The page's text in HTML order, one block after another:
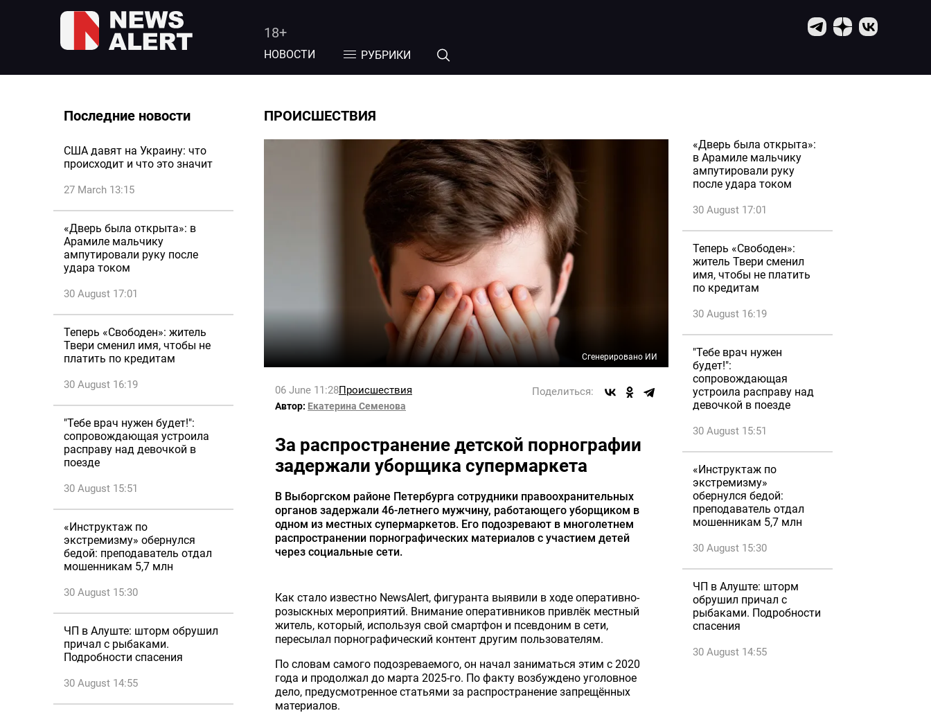
18+
НОВОСТИ РУБРИКИ
Последние новости
США давят на Украину: что
происходит и что это значит
27 March 13:15
«Дверь была открыта»: в
Арамиле мальчику
ампутировали руку после
удара током
30 August 17:01
Теперь «Свободен»: житель
Твери сменил имя, чтобы не
платить по кредитам
30 August 16:19
"Тебе врач нужен будет!":
сопровождающая устроила
расправу над девочкой в
поезде
30 August 15:51
«Инструктаж по
экстремизму» обернулся
бедой: преподаватель отдал
мошенникам 5,7 млн
30 August 15:30
ЧП в Алуште: шторм обрушил
причал с рыбаками.
Подробности спасения
30 August 14:55
ПРОИСШЕСТВИЯ
Сгенерировано ИИ
06 June 11:28Происшествия Поделиться:
Автор: Екатерина Семенова
За распространение детской порнографии
задержали уборщика супермаркета
В Выборгском районе Петербурга сотрудники правоохранительных
органов задержали 46-летнего мужчину, работающего уборщиком в
одном из местных супермаркетов. Его подозревают в многолетнем
распространении порнографических материалов с участием детей
через социальные сети.
Как стало известно NewsAlert, фигуранта выявили в ходе оперативно-
розыскных мероприятий. Внимание оперативников привлёк местный
житель, который, используя свой смартфон и псевдоним в сети,
пересылал порнографический контент другим пользователям.
По словам самого подозреваемого, он начал заниматься этим с 2020
года и продолжал до марта 2025-го. По факту возбуждено уголовное
дело, предусмотренное статьями за распространение запрещённых
материалов.
«Дверь была открыта»:
в Арамиле мальчику
ампутировали руку
после удара током
30 August 17:01
Теперь «Свободен»:
житель Твери сменил
имя, чтобы не платить
по кредитам
30 August 16:19
"Тебе врач нужен
будет!":
сопровождающая
устроила расправу над
девочкой в поезде
30 August 15:51
«Инструктаж по
экстремизму»
обернулся бедой:
преподаватель отдал
мошенникам 5,7 млн
30 August 15:30
ЧП в Алуште: шторм
обрушил причал с
рыбаками. Подробности
спасения
30 August 14:55